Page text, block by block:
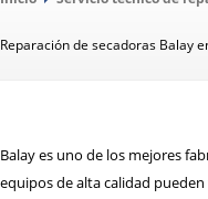
REPARACIÓNAIRES
REPARACIÓN
Reparaciónde secadoras Balay
Balay es uno de los mejores
equipos de alta calidad